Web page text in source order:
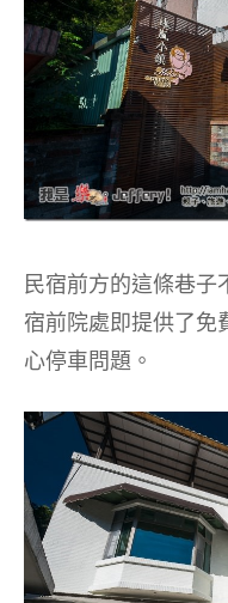
民宿前方的這條巷子
宿前院處即提供了免
心停車問題。